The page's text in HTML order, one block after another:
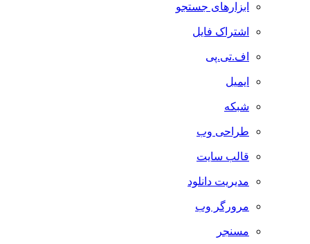
ابزارهای جستجو
اشتراک فایل
اف.تی.پی
ایمیل
شبکه
طراحی وب
قالب سایت
مدیریت دانلود
مرورگر وب
مسنجر